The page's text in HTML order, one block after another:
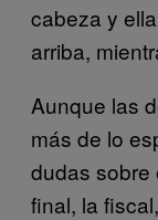
cabeza y
arriba,
Aunque las
más de lo
dudas sobre
final, la